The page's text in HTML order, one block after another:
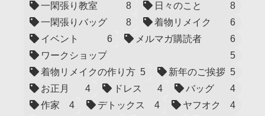
一閑張り教室
8 日々のこと
8
一閑張りバッグ
8 着物リメイク
6
イベント
6 メルマガ購読者
6
ワークショップ
5
着物リメイクの作り方 5 新年のご挨拶 5
お正月
4 ドレス 4 バッグ
4
作家
4 デトックス 4 ヤフオク
4